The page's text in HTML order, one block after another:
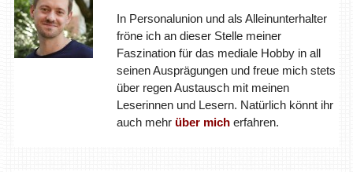
In Personalunion und als Alleinunterhalter
fröne ich an dieser Stelle meiner
Faszination für das mediale Hobby in all
seinen Ausprägungen und freue mich stets
über regen Austausch mit meinen
Leserinnen und Lesern. Natürlich könnt ihr
auch mehr über micherfahren.